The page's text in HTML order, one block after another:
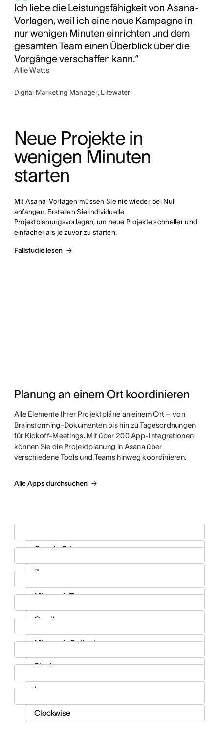
Ich liebe die Leistungsfähigkeit von Asana-
Vorlagen, weil ich eine neue Kampagne in
nur wenigen Minuten einrichten und dem
gesamten Team einen Überblick über die
Vorgänge verschaffen kann.“
Allie Watts
Digital Marketing Manager, Lifewater
Neue Projekte in
wenigen Minuten
starten
Mit Asana-Vorlagen müssen Sie nie wieder bei Null
anfangen. Erstellen Sie individuelle
Projektplanungsvorlagen, um neue Projekte schneller und
einfacher als je zuvor zu starten.
Fallstudie lesen
Planung an einem Ort koordinieren
Alle Elemente Ihrer Projektpläne an einem Ort – von
Brainstorming-Dokumenten bis hin zu Tagesordnungen
für Kickoff-Meetings. Mit über 200 App-Integrationen
können Sie die Projektplanung in Asana über
verschiedene Tools und Teams hinweg koordinieren.
Alle Apps durchsuchen